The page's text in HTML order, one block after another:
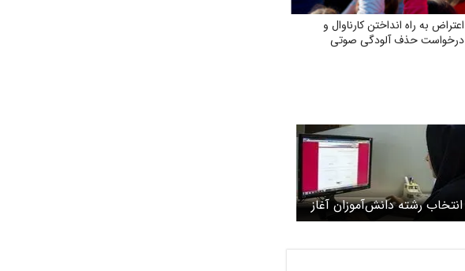
اعتراض به راه انداختن کارناوال و
درخواست حذف آلودگی صوتی
انتخاب رشته دانش‌آموزان آغاز
شد + لینک سایت